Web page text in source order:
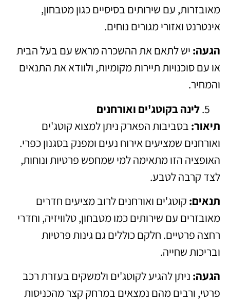
מאובזרות, עם שירותים בסיסיים כגון מטבחון,
אינטרנט ואזורי מגורים נוחים.
הגעה: יש לתאם את ההשכרה מראש עם בעל הבית
או עם סוכנויות תיירות מקומיות, ולוודא את התנאים
והמחיר.
לינה בקוטג'ים ואורחנים
תיאור: בסביבות הפארק ניתן למצוא קוטג'ים
ואורחנים שמציעים אירוח נעים ומפנק בסגנון כפרי.
האופציה הזו מתאימה למי שמחפש פרטיות ונוחות,
לצד קרבה לטבע.
תנאים: קוטג'ים ואורחנים לרוב מציעים חדרים
מאובזרים עם שירותים כמו מטבחון, טלוויזיה, וחדרי
רחצה פרטיים. חלקם כוללים גם גינות פרטיות
ובריכות שחייה.
הגעה: ניתן להגיע לקוטג'ים ולמשקים בעזרת רכב
פרטי, ורבים מהם נמצאים במרחק קצר מהכניסות